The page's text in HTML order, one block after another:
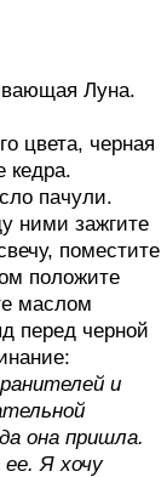
Луна.
цвета, черная
кедра.
пачули.
ними зажгите
поместите
положите
маслом
перед черной
и
она пришла.
Я хочу